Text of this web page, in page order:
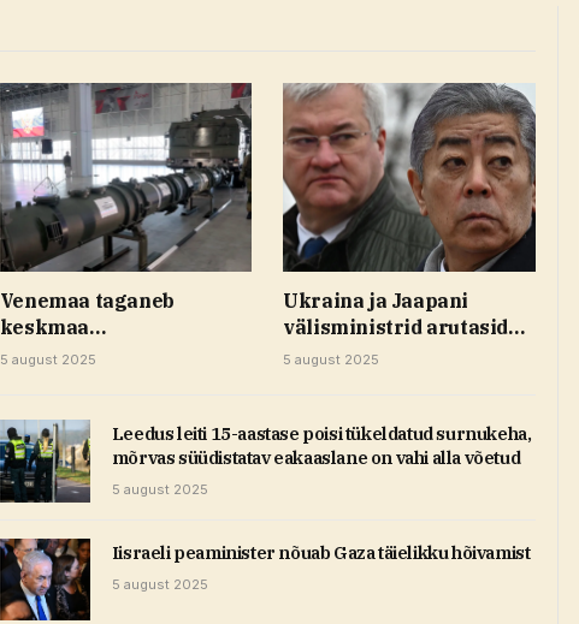
Venemaa taganeb
keskmaa
tuumarelvastuse
5 august 2025
Ukraina ja Jaapani
välisministrid arutasid
samme õiglase rahu
5 august 2025
Leedus leiti 15-aastase poisi tükeldatud surnukeha,
mõrvas süüdistatav eakaaslane on vahi alla võetud
5 august 2025
Iisraeli peaminister nõuab Gaza täielikku hõivamist
5 august 2025